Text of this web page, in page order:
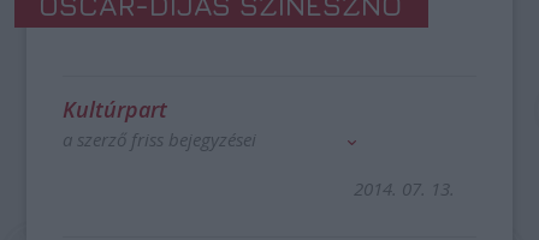
Kultúrpart
a szerző friss bejegyzései
2014. 07. 13.